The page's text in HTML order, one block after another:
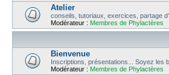
Atelier
conseils, tutoriaux, exercices, partage
Modérateur : Membres de Phylactères
Bienvenue
Inscriptions, présentations... Soyez les
Modérateur : Membres de Phylactères